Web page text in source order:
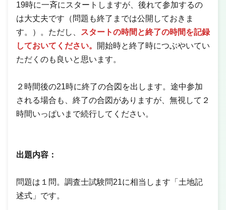
19時に一斉にスタートしますが、後れて参加するの
は大丈夫です（問題も終了までは公開しておきま
す。）。ただし、
スタートの時間と終了の時間を記録
しておいてください。
開始時と終了時につぶやいてい
ただくのも良いと思います。
２時間後の21時に終了の合図を出します。途中参加
される場合も、終了の合図がありますが、無視して２
時間いっぱいまで続行してください。
出題内容：
問題は１問。調査士試験問21に相当します「土地記
述式」です。